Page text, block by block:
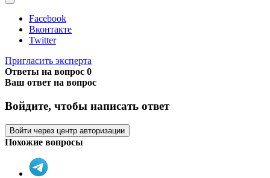
Facebook
Вконтакте
Twitter
Пригласить эксперта
Ответы на вопрос 0
Ваш ответ на вопрос
Войдите, чтобы написать ответ
Войти через центр авторизации
Похожие вопросы